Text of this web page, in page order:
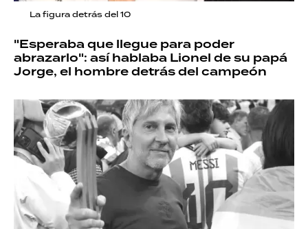
La figura detrás del 10
"Esperaba que llegue para poder
abrazarlo": así hablaba Lionel de su papá
Jorge, el hombre detrás del campeón